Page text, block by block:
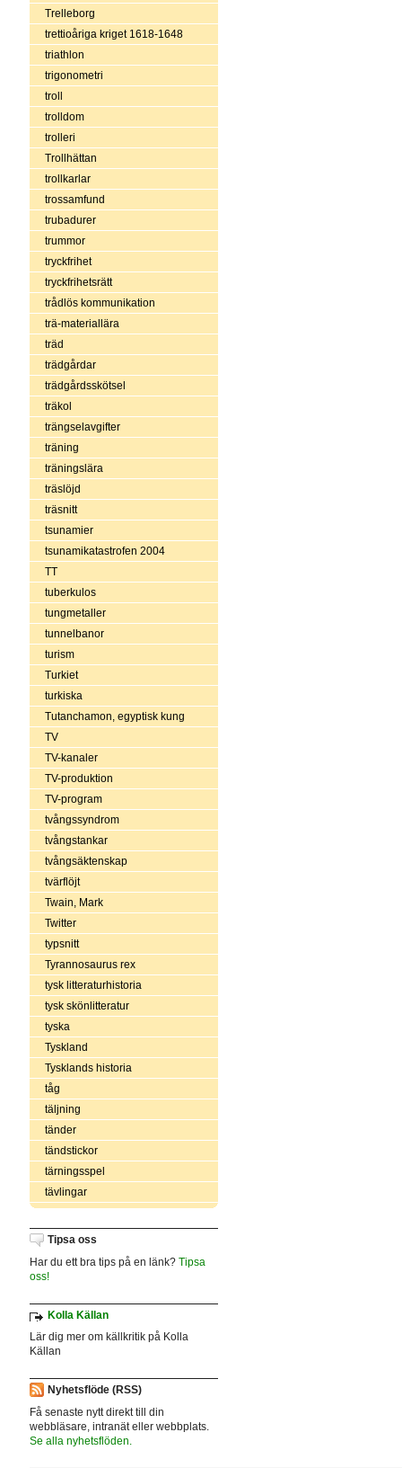
Trelleborg
trettioåriga kriget 1618-1648
triathlon
trigonometri
troll
trolldom
trolleri
Trollhättan
trollkarlar
trossamfund
trubadurer
trummor
tryckfrihet
tryckfrihetsrätt
trådlös kommunikation
trä-materiallära
träd
trädgårdar
trädgårdsskötsel
träkol
trängselavgifter
träning
träningslära
träslöjd
träsnitt
tsunamier
tsunamikatastrofen 2004
TT
tuberkulos
tungmetaller
tunnelbanor
turism
Turkiet
turkiska
Tutanchamon, egyptisk kung
TV
TV-kanaler
TV-produktion
TV-program
tvångssyndrom
tvångstankar
tvångsäktenskap
tvärflöjt
Twain, Mark
Twitter
typsnitt
Tyrannosaurus rex
tysk litteraturhistoria
tysk skönlitteratur
tyska
Tyskland
Tysklands historia
tåg
täljning
tänder
tändstickor
tärningsspel
tävlingar
Tipsa oss
Har du ett bra tips på en länk? Tipsa
oss!
Kolla Källan
Lär dig mer om källkritik på Kolla
Källan
Nyhetsflöde (RSS)
Få senaste nytt direkt till din
webbläsare, intranät eller webbplats.
Se alla nyhetsflöden.